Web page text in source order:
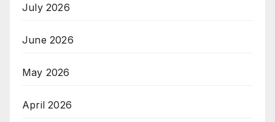
July 2026
June 2026
May 2026
April 2026